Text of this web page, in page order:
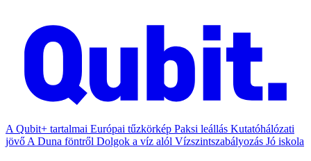
A Qubit+ tartalmai Európai tűzkörkép Paksi leállás Kutatóhálózati
jövő A Duna föntről Dolgok a víz alól Vízszintszabályozás Jó iskola